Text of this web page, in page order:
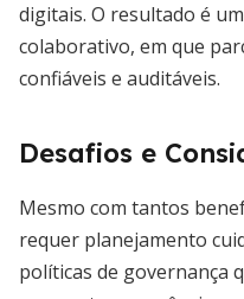
digitais. O resultado é
colaborativo, em que
confiáveis e auditáveis.
Desafios e
Mesmo com tantos
requer planejamento
políticas de governança